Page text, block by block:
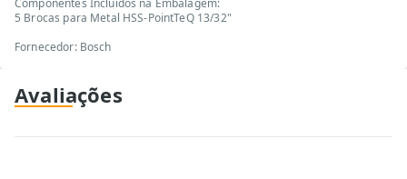
Componentes Incluídos na Embalagem:
5 Brocas para Metal HSS-PointTeQ 13/32"
Fornecedor: Bosch
Avaliações